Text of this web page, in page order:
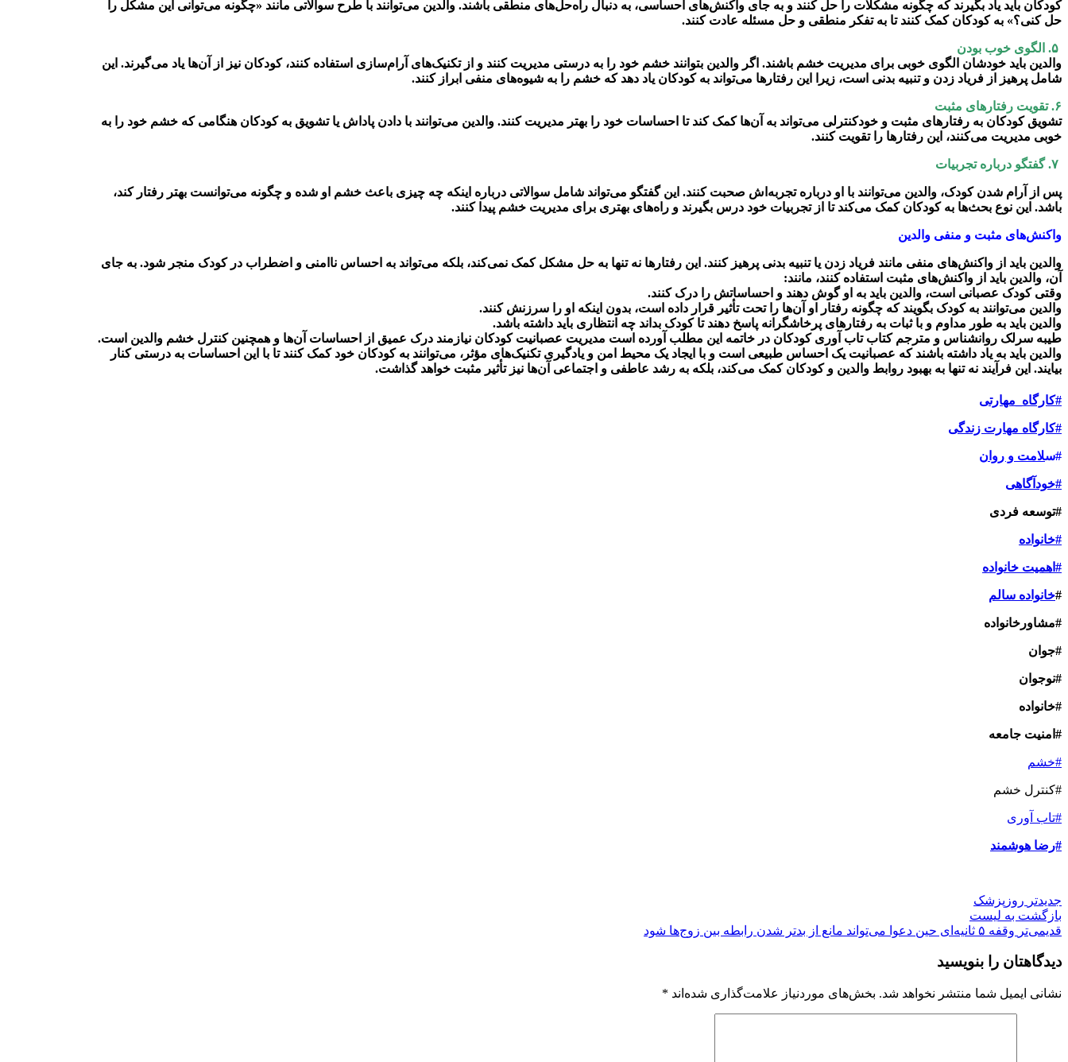
کودکان باید یاد بگیرند که چگونه مشکلات را حل کنند و به جای واکنش‌های احساسی، به دنبال راه‌حل‌های منطقی باشند. والدین می‌توانند با طرح سوالاتی مانند «چگونه می‌توانی این مشکل را
حل کنی؟» به کودکان کمک کنند تا به تفکر منطقی و حل مسئله عادت کنند.
والدین باید خودشان الگوی خوبی برای مدیریت خشم باشند. اگر والدین بتوانند خشم خود را به درستی مدیریت کنند و از تکنیک‌های آرام‌سازی استفاده کنند، کودکان نیز از آن‌ها یاد می‌گیرند. این
شامل پرهیز از فریاد زدن و تنبیه بدنی است، زیرا این رفتارها می‌تواند به کودکان یاد دهد که خشم را به شیوه‌های منفی ابراز کنند.
۶. تقویت رفتارهای مثبت
تشویق کودکان به رفتارهای مثبت و خودکنترلی می‌تواند به آن‌ها کمک کند تا احساسات خود را بهتر مدیریت کنند. والدین می‌توانند با دادن پاداش یا تشویق به کودکان هنگامی که خشم خود را به
خوبی مدیریت می‌کنند، این رفتارها را تقویت کنند.
پس از آرام شدن کودک، والدین می‌توانند با او درباره تجربه‌اش صحبت کنند. این گفتگو می‌تواند شامل سوالاتی درباره اینکه چه چیزی باعث خشم او شده و چگونه می‌توانست بهتر رفتار کند،
باشد. این نوع بحث‌ها به کودکان کمک می‌کند تا از تجربیات خود درس بگیرند و راه‌های بهتری برای مدیریت خشم پیدا کنند.
واکنش‌های مثبت و منفی والدین
والدین باید از واکنش‌های منفی مانند فریاد زدن یا تنبیه بدنی پرهیز کنند. این رفتارها نه تنها به حل مشکل کمک نمی‌کند، بلکه می‌تواند به احساس ناامنی و اضطراب در کودک منجر شود. به جای
آن، والدین باید از واکنش‌های مثبت استفاده کنند، مانند:
وقتی کودک عصبانی است، والدین باید به او گوش دهند و احساساتش را درک کنند.
والدین می‌توانند به کودک بگویند که چگونه رفتار او آن‌ها را تحت تأثیر قرار داده است، بدون اینکه او را سرزنش کنند.
والدین باید به طور مداوم و با ثبات به رفتارهای پرخاشگرانه پاسخ دهند تا کودک بداند چه انتظاری باید داشته باشد.
طیبه سرلک روانشناس و مترجم کتاب تاب آوری کودکان در خاتمه این مطلب آورده است مدیریت عصبانیت کودکان نیازمند درک عمیق از احساسات آن‌ها و همچنین کنترل خشم والدین است.
والدین باید به یاد داشته باشند که عصبانیت یک احساس طبیعی است و با ایجاد یک محیط امن و یادگیری تکنیک‌های مؤثر، می‌توانند به کودکان خود کمک کنند تا با این احساسات به درستی کنار
بیایند. این فرآیند نه تنها به بهبود روابط والدین و کودکان کمک می‌کند، بلکه به رشد عاطفی و اجتماعی آن‌ها نیز تأثیر مثبت خواهد گذاشت.
#کارگاه_مهارتی
#کارگاه مهارت زندگی
#سلامت و روان
#خودآگاهی
#توسعه فردی
#خانواده
#اهمیت خانواده
#خانواده سالم
#مشاورخانواده
#جوان
#نوجوان
#خانواده
#امنیت جامعه
#خشم
#کنترل خشم
#تاب آوری
#رضا هوشمند
جدیدتر روزپزشک
بازگشت بە لیست
قدیمی‌تر وقفه ۵ ثانیه‌ای حین دعوا می‌تواند مانع از بدتر شدن رابطه بین زوج‌ها شود
دیدگاهتان را بنویسید
نشانی ایمیل شما منتشر نخواهد شد. بخش‌های موردنیاز علامت‌گذاری شده‌اند *